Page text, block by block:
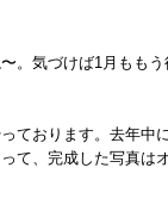
。気づけば1月もも
ております。去年中
て、完成した写真は